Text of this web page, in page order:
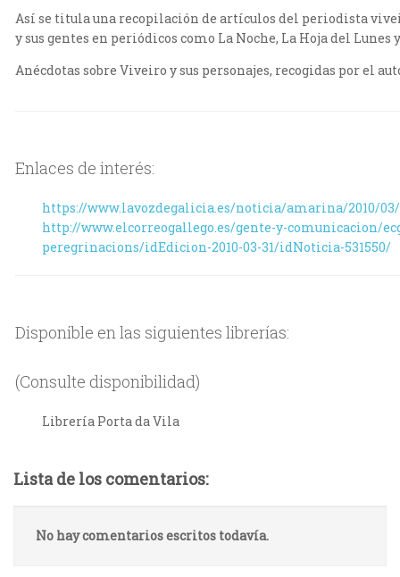
Así se titula una recopilación de artículos del periodista
y sus gentes en periódicos como La Noche, La Hoja del Lunes
Anécdotas sobre Viveiro y sus personajes, recogidas por el
Enlaces de interés:
https://www.lavozdegalicia.es/noticia/amarina/2010/
http://www.elcorreogallego.es/gente-y-comunicacion/
peregrinacions/idEdicion-2010-03-31/idNoticia-531550/
Disponible en las siguientes librerías:
(Consulte disponibilidad)
Librería Porta da Vila
Lista de los comentarios:
No hay comentarios escritos todavía.